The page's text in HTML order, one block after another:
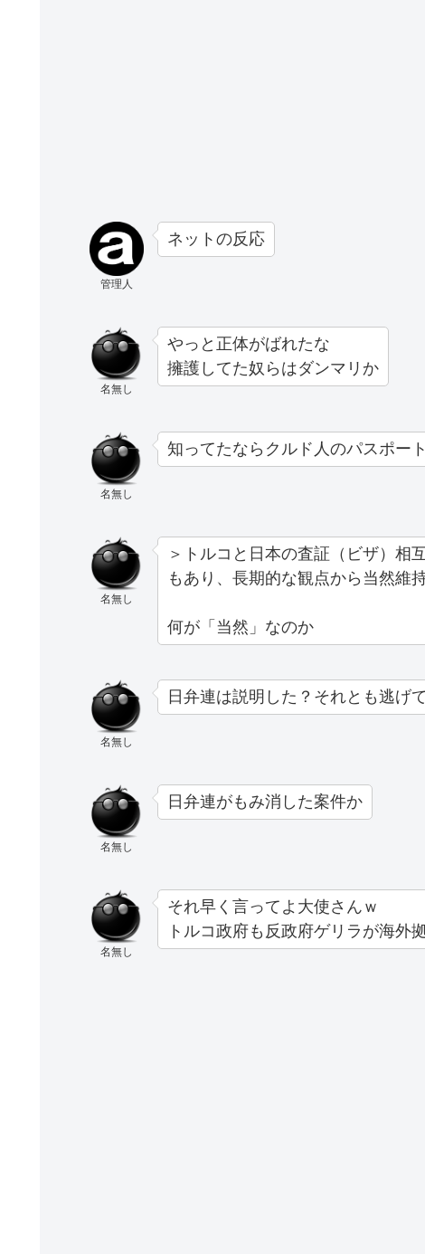
管理人
ネットの反応
名無し
やっと正体がばれたな
擁護してた奴らはダンマリか
名無し
知ってたならクルド人のパスポー
名無し
＞トルコと日本の査証（ビザ）相
もあり、長期的な観点から当然維
何が「当然」なのか
名無し
日弁連は説明した？それとも逃げ
名無し
日弁連がもみ消した案件か
名無し
それ早く言ってよ大使さんｗ
トルコ政府も反政府ゲリラが海外